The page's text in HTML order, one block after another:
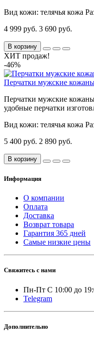
Вид кожи: телячья кожа
4 999 руб. 3 690 руб.
В корзину
ХИТ продаж!
-46%
Перчатки мужские
Перчатки мужские
удобные перчатки
Вид кожи: телячья кожа
5 400 руб. 2 890 руб.
В корзину
Информация
О компании
Оплата
Доставка
Возврат товара
Гарантия 365 дней
Самые низкие цены
Свяжитесь с нами
Пн-Пт С 10:00 до
Telegram
Дополнительно